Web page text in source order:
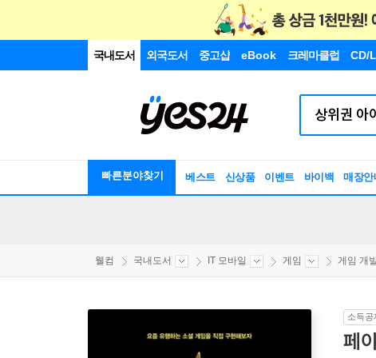
국내도서 외국도서 중고샵 eBook 크레마클럽 CD/
빠른분야찾기 베스트 신상품 이벤트 바이백 매장안
웰컴 국내도서 IT 모바일 게임 게임 개
소득공
페